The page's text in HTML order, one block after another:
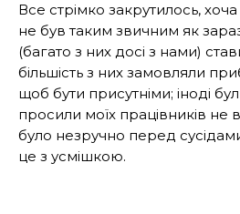
Все стрімко закрутилось, хоча
не був таким звичним як
(багато з них досі з нами)
більшість з них замовляли
щоб бути присутніми; іноді
просили моїх працівників не
було незручно перед
це з усмішкою.